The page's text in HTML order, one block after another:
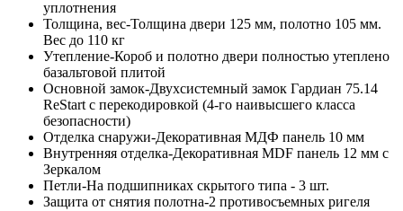
уплотнения
Толщина, вес-Толщина двери 125 мм, полотно 105 мм.
Вес до 110 кг
Утепление-Короб и полотно двери полностью утеплено
базальтовой плитой
Основной замок-Двухсистемный замок Гардиан 75.14
ReStart с перекодировкой (4-го наивысшего класса
безопасности)
Отделка снаружи-Декоративная МДФ панель 10 мм
Внутренняя отделка-Декоративная MDF панель 12 мм с
Зеркалом
Петли-На подшипниках скрытого типа - 3 шт.
Защита от снятия полотна-2 противосъемных ригеля